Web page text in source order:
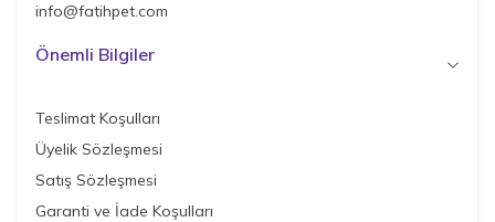
info@fatihpet.com
Önemli Bilgiler
Teslimat Koşulları
Üyelik Sözleşmesi
Satış Sözleşmesi
Garanti ve İade Koşulları